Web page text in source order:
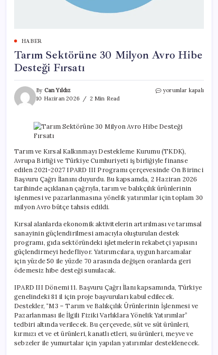
HABER
Tarım Sektörüne 30 Milyon Avro Hibe
Desteği Fırsatı
By Can Yıldız
10 Haziran 2026
2 Min Read
Tarım
Avro
Hibe
Fırsatı
için
yorumlar kapalı
Tarım ve Kırsal Kalkınmayı Destekleme Kurumu (TKDK),
Avrupa Birliği ve Türkiye Cumhuriyeti iş birliğiyle finanse
edilen 2021-2027 IPARD III Programı çerçevesinde On Birinci
Başvuru Çağrı İlanını duyurdu. Bu kapsamda, 2 Haziran 2026
tarihinde açıklanan çağrıyla, tarım ve balıkçılık ürünlerinin
işlenmesi ve pazarlanmasına yönelik yatırımlar için toplam 30
milyon Avro bütçe tahsis edildi.
Kırsal alanlarda ekonomik aktivitelerin artırılması ve tarımsal
sanayinin güçlendirilmesi amacıyla oluşturulan destek
programı, gıda sektöründeki işletmelerin rekabetçi yapısını
güçlendirmeyi hedefliyor. Yatırımcılara, uygun harcamalar
için yüzde 50 ile yüzde 70 arasında değişen oranlarda geri
ödemesiz hibe desteği sunulacak.
IPARD III Dönemi 11. Başvuru Çağrı İlanı kapsamında, Türkiye
genelindeki 81 il için proje başvuruları kabul edilecek.
Destekler, “M3 – Tarım ve Balıkçılık Ürünlerinin İşlenmesi ve
Pazarlanması ile İlgili Fiziki Varlıklara Yönelik Yatırımlar”
tedbiri altında verilecek. Bu çerçevede, süt ve süt ürünleri,
kırmızı et ve et ürünleri, kanatlı etleri, su ürünleri, meyve ve
sebzeler ile yumurtalar için yapılan yatırımlar desteklenecek.